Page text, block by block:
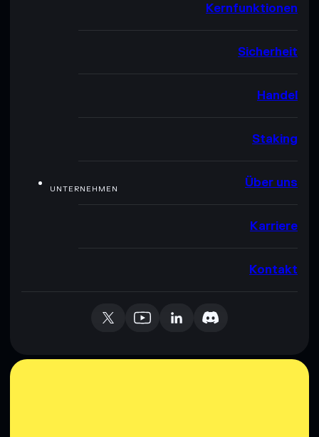
Kernfunktionen
Sicherheit
Handel
Staking
UNTERNEHMEN Über uns
Karriere
Kontakt